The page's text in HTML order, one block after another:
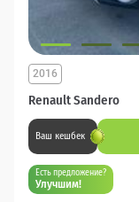
Renault Sandero
2016
Ваш кешбек
Есть предложение?
Улучшим!